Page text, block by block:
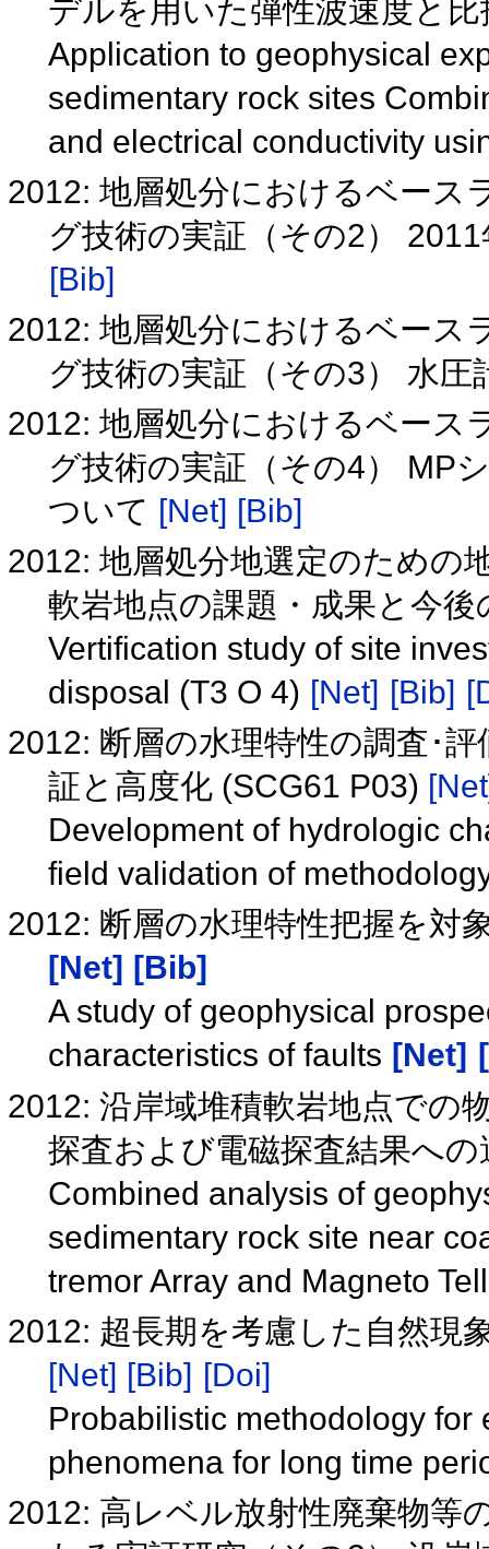
デルを用いた弾性波速度と
Application to geophysical
sedimentary rock sites
and electrical conductivity
2012: 地層処分におけるベース
グ技術の実証（その2）
[Bib]
2012: 地層処分におけるベース
グ技術の実証（その3） 水
2012: 地層処分におけるベース
グ技術の実証（その4） MP
ついて [Net] [Bib]
2012: 地層処分地選定のための
軟岩地点の課題・成果と今
Vertification study of site
disposal (T3 O 4) [Net] [Bib]
2012: 断層の水理特性の調査･
証と高度化 (SCG61 P03)
Development of hydrologic
field validation of
2012: 断層の水理特性把握を対
[Net] [Bib]
A study of geophysical
characteristics of faults [Net]
2012: 沿岸域堆積軟岩地点での
探査および電磁探査結果へ
Combined analysis of
sedimentary rock site near
tremor Array and Magneto
2012: 超長期を考慮した自然現
[Net] [Bib] [Doi]
Probabilistic methodology
phenomena for long time
2012: 高レベル放射性廃棄物等